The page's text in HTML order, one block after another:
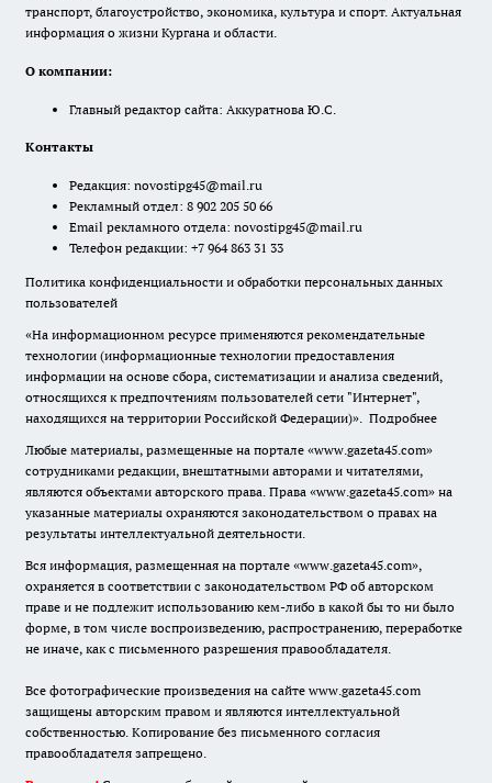
транспорт, благоустройство, экономика, культура и спорт. Актуальная
информация о жизни Кургана и области.
О компании:
Главный редактор сайта: Аккуратнова Ю.С.
Контакты
Редакция: novostipg45@mail.ru
Рекламный отдел: 8 902 205 50 66
Email рекламного отдела: novostipg45@mail.ru
Телефон редакции: +7 964 863 31 33
Политика конфиденциальности и обработки персональных данных
пользователей
«На информационном ресурсе применяются рекомендательные
технологии (информационные технологии предоставления
информации на основе сбора, систематизации и анализа сведений,
относящихся к предпочтениям пользователей сети "Интернет",
находящихся на территории Российской Федерации)». Подробнее
Любые материалы, размещенные на портале «www.gazeta45.com»
сотрудниками редакции, внештатными авторами и читателями,
являются объектами авторского права. Права «www.gazeta45.com» на
указанные материалы охраняются законодательством о правах на
результаты интеллектуальной деятельности.
Вся информация, размещенная на портале «www.gazeta45.com»,
охраняется в соответствии с законодательством РФ об авторском
праве и не подлежит использованию кем-либо в какой бы то ни было
форме, в том числе воспроизведению, распространению, переработке
не иначе, как с письменного разрешения правообладателя.
Все фотографические произведения на сайте www.gazeta45.com
защищены авторским правом и являются интеллектуальной
собственностью. Копирование без письменного согласия
правообладателя запрещено.